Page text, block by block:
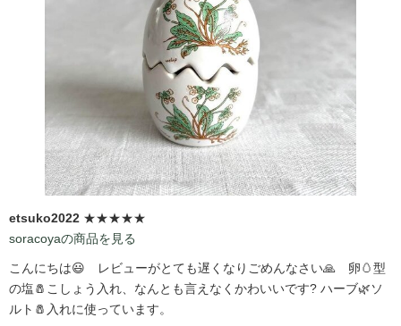
etsuko2022 ★★★★★
soracoyaの商品を見る
こんにちは😃 レビューがとても遅くなりごめんなさい🙏 卵🥚型
の塩🧂こしょう入れ、なんとも言えなくかわいいです?️ ハーブ🌿ソ
ルト🧂入れに使っています。